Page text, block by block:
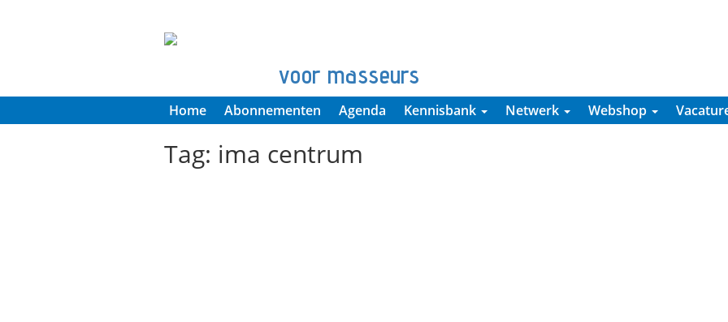
voor masseurs
Home Abonnementen Agenda Kennisbank Netwerk Webshop
Tag: ima centrum